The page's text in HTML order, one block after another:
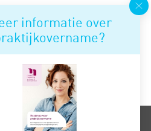
informatie over